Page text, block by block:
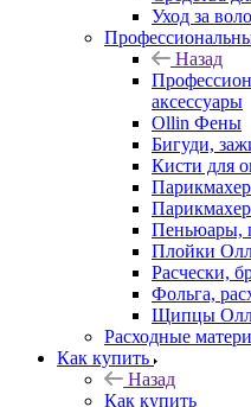
Уход за
Назад
аксессуары
Ollin Фены
Бигуди,
Кисти для
Пеньюары,
Плойки
Расчески,
Фольга,
Щипцы
Расходные
Как купить
Назад
Как купить